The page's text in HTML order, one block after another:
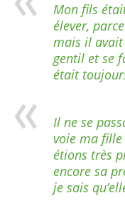
Mon fils
élever,
mais il
gentil et se
était
Il ne se
voie ma
étions très
encore sa
je sais